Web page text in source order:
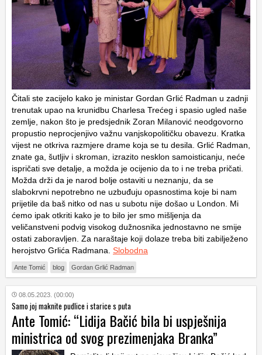
Čitali ste zacijelo kako je ministar Gordan Grlić Radman u zadnji
trenutak upao na krunidbu Charlesa Trećeg i spasio ugled naše
zemlje, nakon što je predsjednik Zoran Milanović neodgovorno
propustio neprocjenjivo važnu vanjskopolitičku obavezu. Kratka
vijest ne otkriva razmjere drame koja se tu desila. Grlić Radman,
znate ga, šutljiv i skroman, izrazito nesklon samoisticanju, neće
ispričati sve detalje, a možda je ocijenio da to i ne treba pričati.
Možda drži da je narod bolje ostaviti u neznanju, da se
slabokrvni nepotrebno ne uzbuđuju opasnostima koje bi nam
prijetile da baš nitko od nas u subotu nije došao u London. Mi
ćemo ipak otkriti kako je to bilo jer smo mišljenja da
veličanstveni podvig visokog dužnosnika jednostavno ne smije
ostati zaboravljen. Za naraštaje koji dolaze treba biti zabilježeno
herojstvo Grlića Radmana. Slobodna
Ante Tomić blog Gordan Grlić Radman
08.05.2023. (00:00)
Samo joj maknite pudlice i starice s puta
Ante Tomić: “Lidija Bačić bila bi uspješnija
ministrica od svog prezimenjaka Branka”